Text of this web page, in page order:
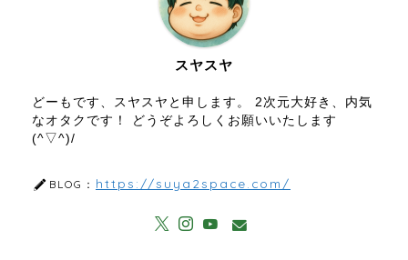
スヤスヤ
どーもです、スヤスヤと申します。 2次元大好き、内気
なオタクです！ どうぞよろしくお願いいたします
(^▽^)/
BLOG： https://suya2space.com/